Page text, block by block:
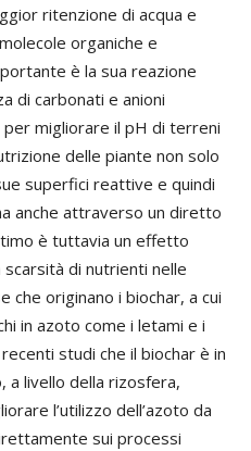
ritenzione di acqua e
organiche e
è la sua reazione
di carbonati e anioni
migliorare il pH di terreni
delle piante non solo
superfici reattive e quindi
anche attraverso un diretto
è tuttavia un effetto
di nutrienti nelle
che originano i biochar, a cui
in azoto come i letami e i
studi che il biochar è in
a livello della rizosfera,
l’utilizzo dell’azoto da
sui processi